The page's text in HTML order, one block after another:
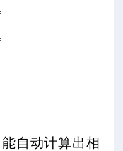
自动计算出相